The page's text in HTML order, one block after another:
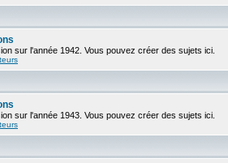
sur l'année 1942. Vous pouvez créer des sujets ici.
sur l'année 1943. Vous pouvez créer des sujets ici.